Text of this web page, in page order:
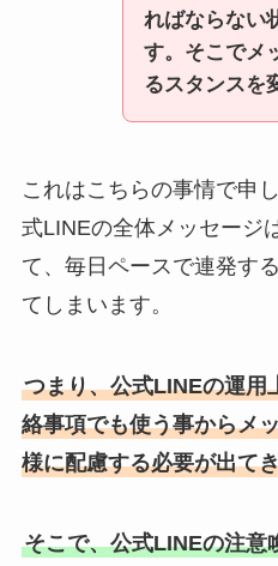
ればならない
す。そこでメ
るスタンスを
これはこちらの事情で申
式LINEの全体メッセージ
て、毎日ペースで連発す
てしまいます。
つまり、公式LINEの運用
絡事項でも使う事からメ
様に配慮する必要が出て
そこで、公式LINEの注意